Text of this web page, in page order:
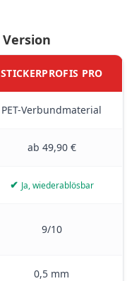
STICKERPROFIS PRO
PET-Verbundmaterial
ab 49,90 €
✔ Ja, wiederablösbar
9/10
0,5 mm